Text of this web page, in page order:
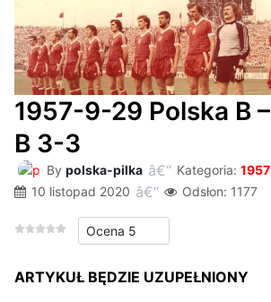
1957-9-29 Polska B
B 3-3
By polska-pilka Kategoria: 1957
10 listopad 2020
Odsłon: 1177
Proszę, oceń
ARTYKUŁ BĘDZIE UZUPEŁNIONY